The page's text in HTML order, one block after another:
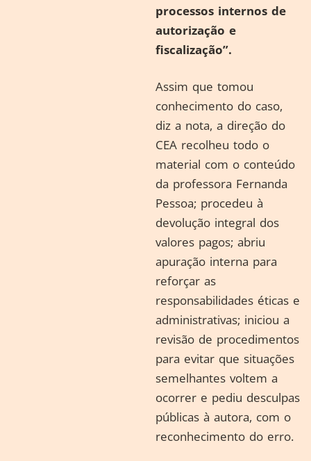
processos internos de
autorização e
fiscalização”.
Assim que tomou
conhecimento do caso,
diz a nota, a direção do
CEA recolheu todo o
material com o conteúdo
da professora Fernanda
Pessoa; procedeu à
devolução integral dos
valores pagos; abriu
apuração interna para
reforçar as
responsabilidades éticas e
administrativas; iniciou a
revisão de procedimentos
para evitar que situações
semelhantes voltem a
ocorrer e pediu desculpas
públicas à autora, com o
reconhecimento do erro.